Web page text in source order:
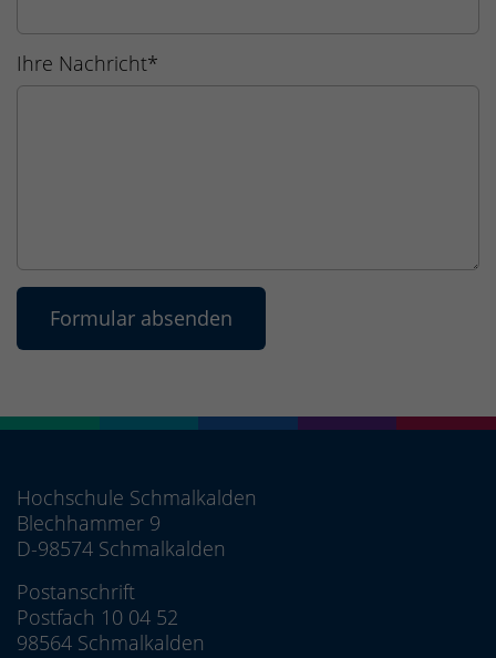
Ihre Nachricht*
Hochschule Schmalkalden
Blechhammer 9
D-98574 Schmalkalden
Postanschrift
Postfach 10 04 52
98564 Schmalkalden